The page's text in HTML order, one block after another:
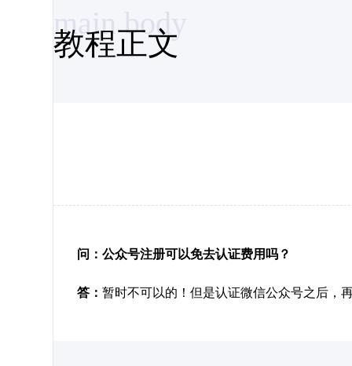
main body
教程正文
问：公众号注册可以免去认证费用吗？
答： 暂时不可以的！但是认证微信公众号之后，